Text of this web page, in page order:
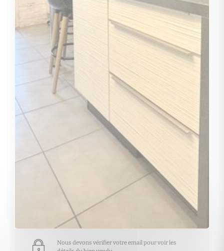
Nous devons vérifier votre email pour voir les